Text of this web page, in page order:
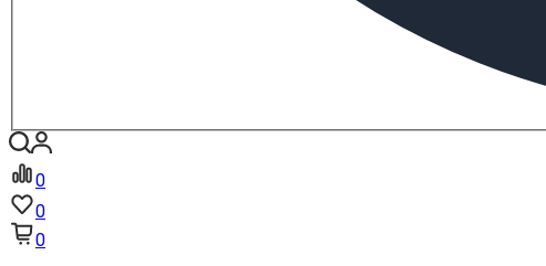
0
0
0